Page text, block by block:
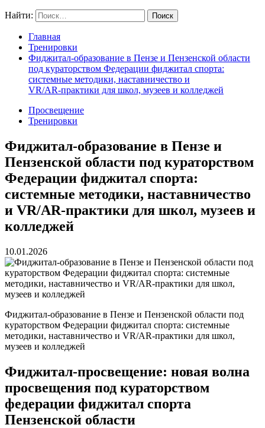
Найти:
Главная
Тренировки
Фиджитал‑образование в Пензе и Пензенской области
под кураторством Федерации фиджитал спорта:
системные методики, наставничество и
VR/AR‑практики для школ, музеев и колледжей
Просвещение
Тренировки
Фиджитал‑образование в Пензе и
Пензенской области под кураторством
Федерации фиджитал спорта:
системные методики, наставничество
и VR/AR‑практики для школ, музеев и
колледжей
10.01.2026
Фиджитал‑образование в Пензе и Пензенской области под
кураторством Федерации фиджитал спорта: системные
методики, наставничество и VR/AR‑практики для школ,
музеев и колледжей
Фиджитал-просвещение: новая волна
просвещения под кураторством
федерации фиджитал спорта
Пензенской области